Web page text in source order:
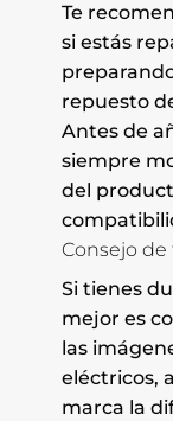
Te
si estás
repuesto
Antes de
siempre
del
Consejo de
Si tienes
mejor es
las
eléctricos,
marca la